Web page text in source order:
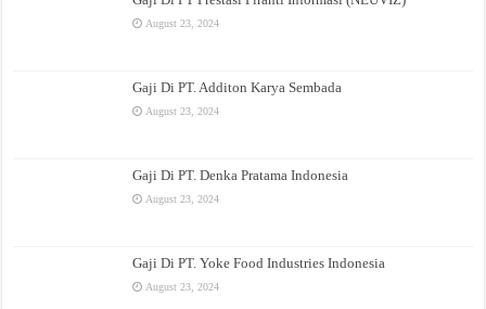
August 23, 2024
Gaji Di PT. Additon Karya Sembada
August 23, 2024
Gaji Di PT. Denka Pratama Indonesia
August 23, 2024
Gaji Di PT. Yoke Food Industries Indonesia
August 23, 2024